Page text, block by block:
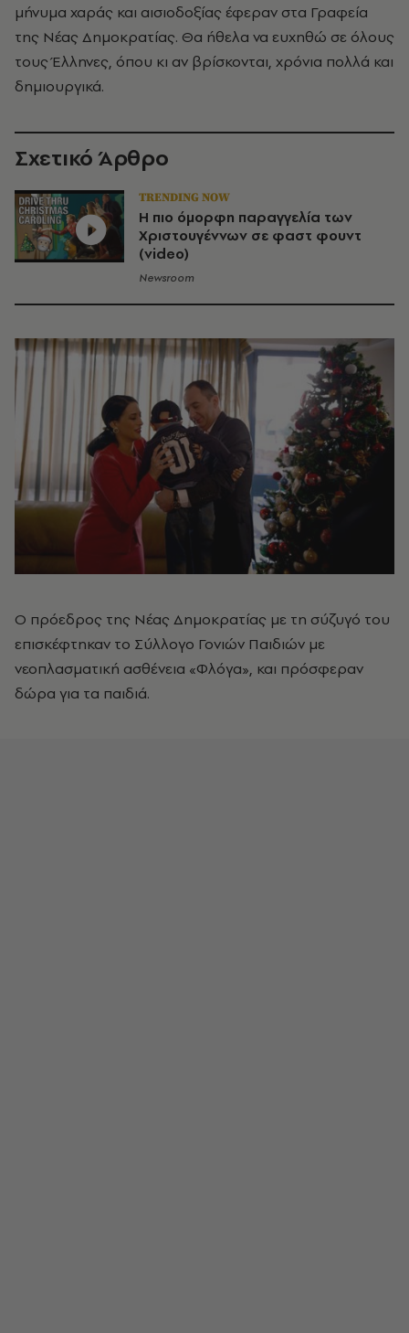
μήνυμα χαράς και αισιοδοξίας έφεραν στα Γραφεία
της Νέας Δημοκρατίας. Θα ήθελα να ευχηθώ σε όλους
τους Έλληνες, όπου κι αν βρίσκονται, χρόνια πολλά και
δημιουργικά.
Σχετικό Άρθρο
TRENDING NOW
Η πιο όμορφη παραγγελία των
Χριστουγέννων σε φαστ φουντ
(video)
Newsroom
Ο πρόεδρος της Νέας Δημοκρατίας με τη σύζυγό του
επισκέφτηκαν το Σύλλογο Γονιών Παιδιών με
νεοπλασματική ασθένεια «Φλόγα», και πρόσφεραν
δώρα για τα παιδιά.